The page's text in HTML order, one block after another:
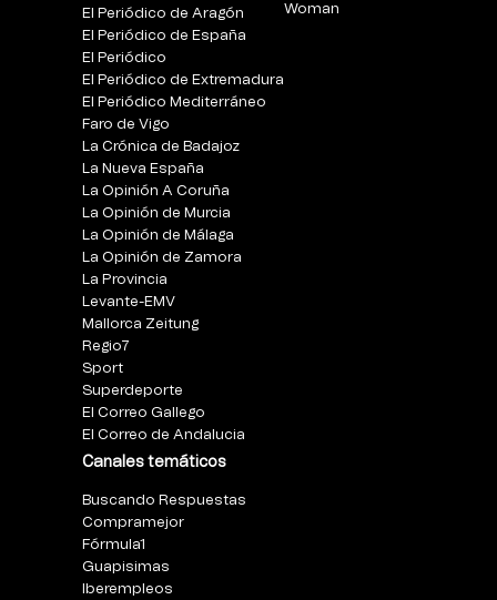
El Periódico de Aragón
El Periódico de España
El Periódico
El Periódico de Extremadura
El Periódico Mediterráneo
Faro de Vigo
La Crónica de Badajoz
La Nueva España
La Opinión A Coruña
La Opinión de Murcia
La Opinión de Málaga
La Opinión de Zamora
La Provincia
Levante-EMV
Mallorca Zeitung
Regio7
Sport
Superdeporte
El Correo Gallego
El Correo de Andalucia
Canales temáticos
Buscando Respuestas
Compramejor
Fórmula1
Guapisimas
Iberempleos
Woman